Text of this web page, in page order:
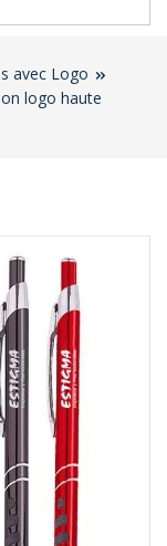
avec Logo
logo haute